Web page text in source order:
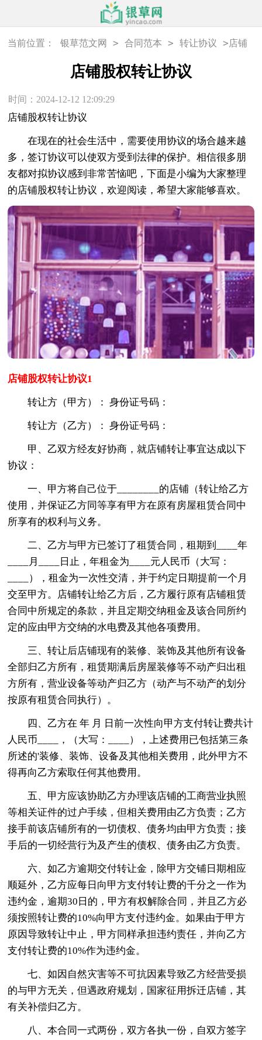
当前位置： 银草范文网 > 合同范本 > 转让协议 >店铺
店铺股权转让协议
时间：2024-12-12 12:09:29
店铺股权转让协议
在现在的社会生活中，需要使用协议的场合越来越
多，签订协议可以使双方受到法律的保护。相信很多朋
友都对拟协议感到非常苦恼吧，下面是小编为大家整理
的店铺股权转让协议，欢迎阅读，希望大家能够喜欢。
店铺股权转让协议1
转让方（甲方）： 身份证号码：
转让方（乙方）： 身份证号码：
甲、乙双方经友好协商，就店铺转让事宜达成以下
协议：
一、甲方将自己位于________的店铺（转让给乙方
使用，并保证乙方同等享有甲方在原有房屋租赁合同中
所享有的权利与义务。
二、乙方与甲方已签订了租赁合同，租期到____年
____月____日止，年租金为____元人民币（大写：
____），租金为一次性交清，并于约定日期提前一个月
交至甲方。店铺转让给乙方后，乙方履行原有店铺租赁
合同中所规定的条款，并且定期交纳租金及该合同所约
定的应由甲方交纳的水电费及其他各项费用。
三、转让后店铺现有的装修、装饰及其他所有设备
全部归乙方所有，租赁期满后房屋装修等不动产归出租
方所有，营业设备等动产归乙方（动产与不动产的划分
按原有租赁合同执行）。
四、乙方在 年 月 日前一次性向甲方支付转让费共计
人民币____，（大写：____），上述费用已包括第三条
所述的'装修、装饰、设备及其他相关费用，此外甲方不
得再向乙方索取任何其他费用。
五、甲方应该协助乙方办理该店铺的工商营业执照
等相关证件的过户手续，但相关费用由乙方负责；乙方
接手前该店铺所有的一切债权、债务均由甲方负责；接
手后的一切经营行为及产生的债权、债务由乙方负责。
六、如乙方逾期交付转让金，除甲方交铺日期相应
顺延外，乙方应每日向甲方支付转让费的千分之一作为
违约金，逾期30日的，甲方有权解除合同，并且乙方必
须按照转让费的10%向甲方支付违约金。如果由于甲方
原因导致转让中止，甲方同样承担违约责任，并向乙方
支付转让费的10%作为违约金。
七、如因自然灾害等不可抗因素导致乙方经营受损
的与甲方无关，但遇政府规划，国家征用拆迁店铺，其
有关补偿归乙方。
八、本合同一式两份，双方各执一份，自双方签字